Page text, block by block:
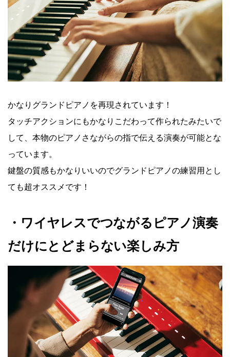
かなりグランドピアノを再現されています！
タッチアクションにもかなりこだわって作られたみたいで
して、本物のピアノさながらの指で伝える演奏が可能とな
っています。
鍵盤の質感もかなりいいのでグランドピアノの練習用とし
ても超オススメです！
・ワイヤレスでつながるピアノ演奏
だけにとどまらない楽しみ方